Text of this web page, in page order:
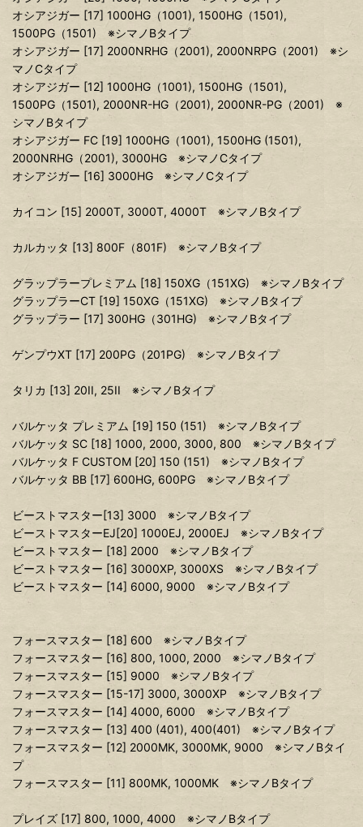
オシアジガー [17] 1000HG（1001), 1500HG（1501),
1500PG（1501) ※シマノBタイプ
オシアジガー [17] 2000NRHG（2001), 2000NRPG（2001) ※シ
マノCタイプ
オシアジガー [12] 1000HG（1001), 1500HG（1501),
1500PG（1501), 2000NR-HG（2001), 2000NR-PG（2001) ※
シマノBタイプ
オシアジガー FC [19] 1000HG（1001), 1500HG (1501),
2000NRHG（2001), 3000HG ※シマノCタイプ
オシアジガー [16] 3000HG ※シマノCタイプ
カイコン [15] 2000T, 3000T, 4000T ※シマノBタイプ
カルカッタ [13] 800F（801F) ※シマノBタイプ
グラップラープレミアム [18] 150XG（151XG) ※シマノBタイプ
グラップラーCT [19] 150XG（151XG) ※シマノBタイプ
グラップラー [17] 300HG（301HG) ※シマノBタイプ
ゲンプウXT [17] 200PG（201PG) ※シマノBタイプ
タリカ [13] 20II, 25II ※シマノBタイプ
バルケッタ プレミアム [19] 150 (151) ※シマノBタイプ
バルケッタ SC [18] 1000, 2000, 3000, 800 ※シマノBタイプ
バルケッタ F CUSTOM [20] 150 (151) ※シマノBタイプ
バルケッタ BB [17] 600HG, 600PG ※シマノBタイプ
ビーストマスター[13] 3000 ※シマノBタイプ
ビーストマスターEJ[20] 1000EJ, 2000EJ ※シマノBタイプ
ビーストマスター [18] 2000 ※シマノBタイプ
ビーストマスター [16] 3000XP, 3000XS ※シマノBタイプ
ビーストマスター [14] 6000, 9000 ※シマノBタイプ
フォースマスター [18] 600 ※シマノBタイプ
フォースマスター [16] 800, 1000, 2000 ※シマノBタイプ
フォースマスター [15] 9000 ※シマノBタイプ
フォースマスター [15-17] 3000, 3000XP ※シマノBタイプ
フォースマスター [14] 4000, 6000 ※シマノBタイプ
フォースマスター [13] 400 (401), 400(401) ※シマノBタイプ
フォースマスター [12] 2000MK, 3000MK, 9000 ※シマノBタイ
プ
フォースマスター [11] 800MK, 1000MK ※シマノBタイプ
プレイズ [17] 800, 1000, 4000 ※シマノBタイプ